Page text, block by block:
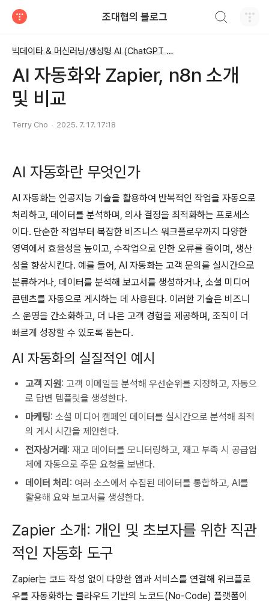
조대협의 블로그
빅데이타 & 머신러닝/생성형 AI (ChatGPT etc)
AI 자동화와 Zapier, n8n 소개
및 비교
Terry Cho 2025. 7. 17. 17:18
AI 자동화란 무엇인가
AI 자동화는 인공지능 기술을 활용하여 반복적인 작업을 자동으로
처리하고, 데이터를 분석하며, 의사 결정을 최적화하는 프로세스
이다. 단순한 작업부터 복잡한 비즈니스 워크플로우까지 다양한
영역에서 효율성을 높이고, 수작업으로 인한 오류를 줄이며, 생산
성을 향상시킨다. 예를 들어, AI 자동화는 고객 문의를 실시간으로
분류하거나, 데이터를 분석해 보고서를 생성하거나, 소셜 미디어
콘텐츠를 자동으로 게시하는 데 사용된다. 이러한 기술은 비즈니
스 운영을 간소화하고, 더 나은 고객 경험을 제공하며, 조직이 더
빠르게 성장할 수 있도록 돕는다.
AI 자동화의 실질적인 예시
고객 지원: 고객 이메일을 분석해 우선순위를 지정하고, 자동으
로 답변 템플릿을 생성한다.
마케팅: 소셜 미디어 캠페인 데이터를 실시간으로 분석해 최적
의 게시 시간을 제안한다.
전자상거래 : 재고 데이터를 모니터링하고, 재고 부족 시 공급업
체에 자동으로 주문 요청을 보낸다.
데이터 처리 : 여러 소스에서 수집된 데이터를 통합하고, AI를
활용해 요약 보고서를 생성한다.
Zapier 소개: 개인 및 초보자를 위한 직관
적인 자동화 도구
Zapier는 코드 작성 없이 다양한 앱과 서비스를 연결해 워크플로
우를 자동화하는 클라우드 기반의 노코드(No-Code) 플랫폼이